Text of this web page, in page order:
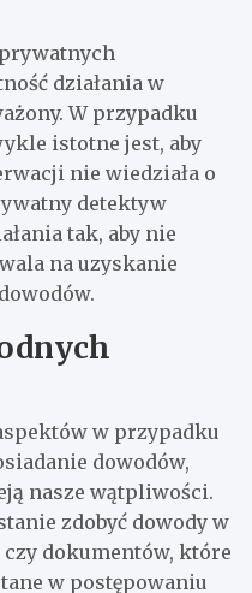
działania w
W przypadku
istotne jest, aby
nie wiedziała o
detektyw
tak, aby nie
na uzyskanie
w przypadku
dowodów,
nasze wątpliwości.
zdobyć dowody w
dokumentów, które
w postępowaniu